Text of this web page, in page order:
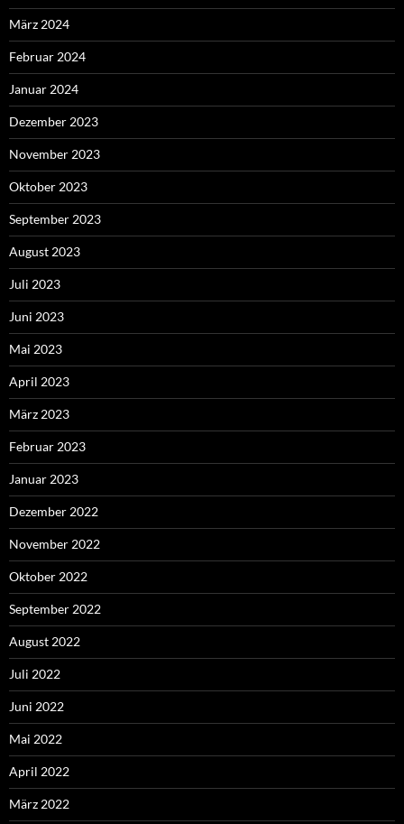
März 2024
Februar 2024
Januar 2024
Dezember 2023
November 2023
Oktober 2023
September 2023
August 2023
Juli 2023
Juni 2023
Mai 2023
April 2023
März 2023
Februar 2023
Januar 2023
Dezember 2022
November 2022
Oktober 2022
September 2022
August 2022
Juli 2022
Juni 2022
Mai 2022
April 2022
März 2022